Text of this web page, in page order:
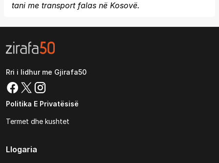
tani me transport falas në Kosovë.
Rri i lidhur me Gjirafa50
Politika E Privatësisë
Termet dhe kushtet
Llogaria